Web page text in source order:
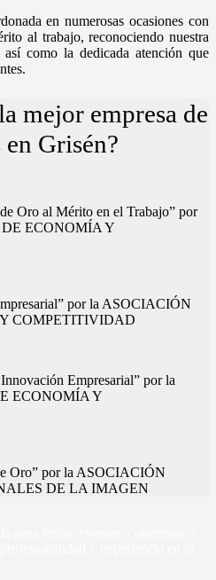
en numerosas ocasiones con
al trabajo, reconociendo nuestra
como la dedicada atención que
mejor empresa de
en Grisén?
Oro al Mérito en el Trabajo” por
ECONOMÍA Y
por la ASOCIACIÓN
COMPETITIVIDAD
Empresarial” por la
ECONOMÍA Y
Oro” por la ASOCIACIÓN
DE LA IMAGEN